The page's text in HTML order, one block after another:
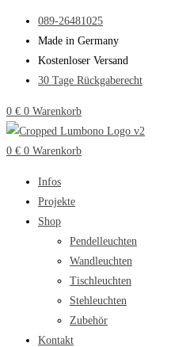
Zum
Inhalt
springen
089-26481025
Made in Germany
Kostenloser Versand
30 Tage Rückgaberecht
0 € 0 Warenkorb
0 € 0 Warenkorb
Infos
Projekte
Shop
Pendelleuchten
Wandleuchten
Tischleuchten
Stehleuchten
Zubehör
Kontakt